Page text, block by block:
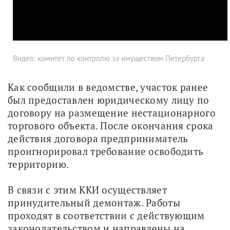
Видео: комитет по контролю за имуществом Петербурга
Как сообщили в ведомстве, участок ранее
был предоставлен юридическому лицу по
договору на размещение нестационарного
торгового объекта. После окончания срока
действия договора предприниматель
проигнорировал требование освободить
территорию.
В связи с этим ККИ осуществляет
принудительный демонтаж. Работы
проходят в соответствии с действующим